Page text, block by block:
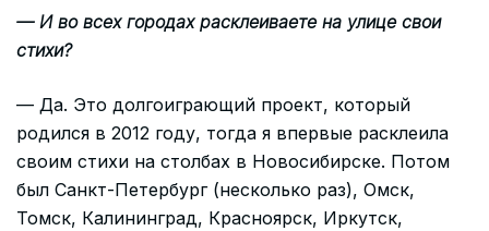
— И во всех городах расклеиваете на улице свои
стихи?
— Да. Это долгоиграющий проект, который
родился в 2012 году, тогда я впервые расклеила
своим стихи на столбах в Новосибирске. Потом
был Санкт-Петербург (несколько раз), Омск,
Томск, Калининград, Красноярск, Иркутск,